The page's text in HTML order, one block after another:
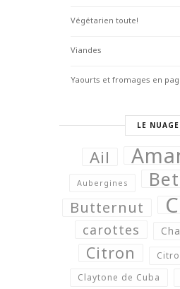
Végétarien toute!
Viandes
Yaourts et fromages en
LE NUAGE
Ail
Aubergines
Butternut
carottes
Citron
Claytone de Cuba